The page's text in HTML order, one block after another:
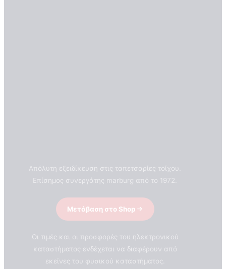
Απόλυτη εξειδίκευση στις ταπετσαρίες τοίχου.
Επίσημος συνεργάτης marburg από το 1972.
Μετάβαση στο Shop
Οι τιμές και οι προσφορές του ηλεκτρονικού
καταστήματος ενδέχεται να διαφέρουν από
εκείνες του φυσικού καταστήματος.